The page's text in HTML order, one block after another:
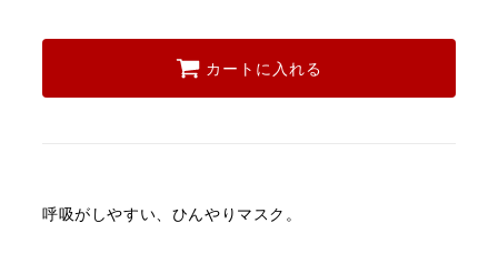
カートに入れる
呼吸がしやすい、ひんやりマスク。